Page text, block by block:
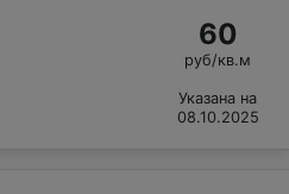
60
руб/кв.м
Указана на
08.10.2025